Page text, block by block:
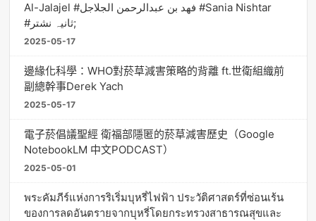
Al-Jalajel #فهد بن عبدالرحمن الجلاجل #Sania Nishtar
#ثانیہ نشتر;
2025-05-17
邊緣化科學：WHO對菸草減害策略的背離 ft.世衛組織前
副總幹事Derek Yach
2025-05-17
電子菸倡議聖經 衛福部隱匿的菸草減害歷史（Google
NotebookLM 中文PODCAST）
2025-05-01
พระคัมภีร์แห่งการริเริ่มบุหรี่ไฟฟ้า ประวัติศาสตร์ที่ซ่อนเร้น
ของการลดอันตรายจากบุหรี่โดยกระทรวงสาธารณสุขและ